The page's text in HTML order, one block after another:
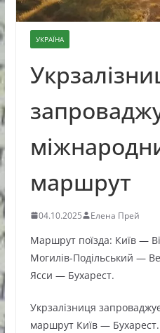
УКРАЇНА
маршрут
04.10.2025 Елена Прей
Маршрут поїзда: Київ —
Могилів-Подільський —
Ясси — Бухарест.
Укрзалізниця
маршрут Київ —